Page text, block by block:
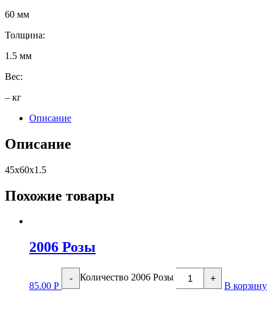
60 мм
Толщина:
1.5 мм
Вес:
– кг
Описание
Описание
45х60х1.5
Похожие товары
2006 Розы
85.00 Р
- Количество 2006 Розы +
В корзину